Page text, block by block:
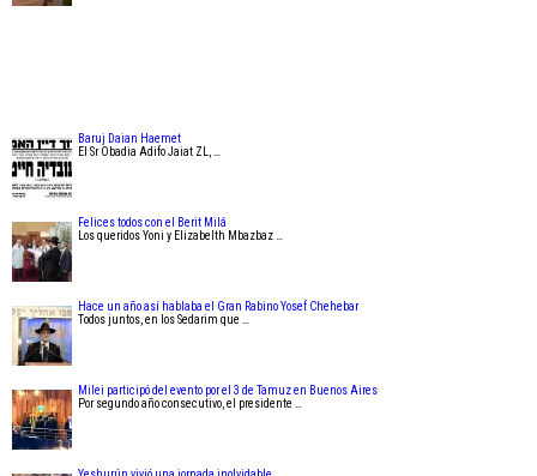
Baruj Daian Haemet
El Sr Obadia Adifo Jaiat ZL, …
Felices todos con el Berit Milá
Los queridos Yoni y Elizabelth Mbazbaz …
Hace un año así hablaba el Gran Rabino Yosef Chehebar
Todos juntos, en los Sedarim que …
Milei participó del evento por el 3 de Tamuz en Buenos Aires
Por segundo año consecutivo, el presidente …